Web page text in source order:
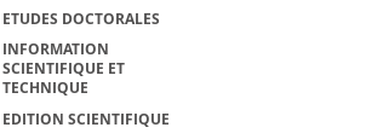
ETUDES DOCTORALES
INFORMATION
SCIENTIFIQUE ET
TECHNIQUE
EDITION SCIENTIFIQUE